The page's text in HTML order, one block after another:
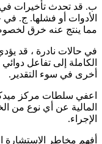
ب. قد تحدث تأخيرات في
الأدوات أو فشلها. ج.
مما ينتج عنه خرق
في حالات نادرة ، قد
الكاملة إلى تفاعل
أخرى في سوء التقدير.
اعفي سلطات مركز
المالية عن أي نوع من
الإجراء.
أفهم مخاطر الاستشارة